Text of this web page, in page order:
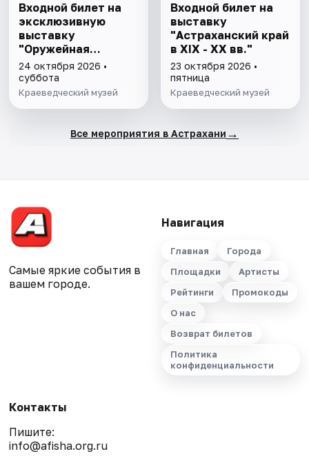
Входной билет на
эксклюзивную
выставку
"Оружейная
комната"
24 октября 2026 •
суббота
Краеведческий музей
Входной билет на
выставку
"Астраханский край
в XIX - XX вв."
23 октября 2026 •
пятница
Краеведческий музей
Все мероприятия в Астрахани →
Самые яркие события в
вашем городе.
Навигация
Главная
Города
Площадки
Артисты
Рейтинги
Промокоды
О нас
Возврат билетов
Политика
конфиденциальности
Контакты
Пишите:
info@afisha.org.ru